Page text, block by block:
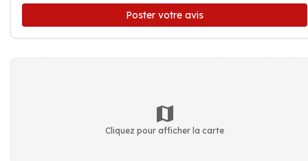
Poster votre avis
Cliquez pour afficher la carte